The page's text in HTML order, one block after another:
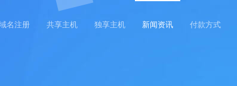
名注册 共享主机 独享主机 新闻资讯 付款方式